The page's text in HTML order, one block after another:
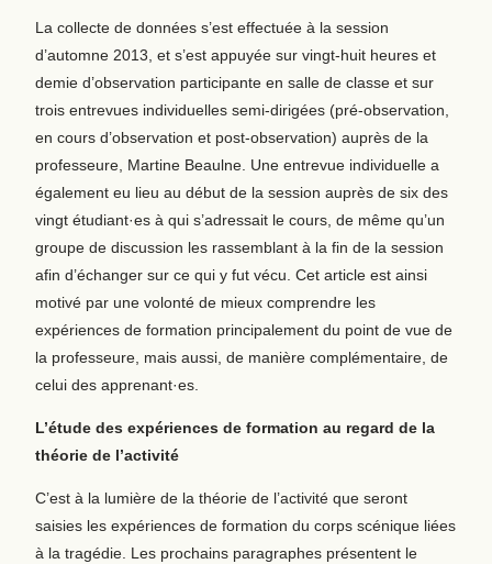
La collecte de données s’est effectuée à la session
d’automne 2013, et s’est appuyée sur vingt-huit heures et
demie d’observation participante en salle de classe et sur
trois entrevues individuelles semi-dirigées (pré‑observation,
en cours d’observation et post-observation) auprès de la
professeure, Martine Beaulne. Une entrevue individuelle a
également eu lieu au début de la session auprès de six des
vingt étudiant·es à qui s’adressait le cours, de même qu’un
groupe de discussion les rassemblant à la fin de la session
afin d’échanger sur ce qui y fut vécu. Cet article est ainsi
motivé par une volonté de mieux comprendre les
expériences de formation principalement du point de vue de
la professeure, mais aussi, de manière complémentaire, de
celui des apprenant·es.
L’étude des expériences de formation au regard de la
théorie de l’activité
C’est à la lumière de la théorie de l’activité que seront
saisies les expériences de formation du corps scénique liées
à la tragédie. Les prochains paragraphes présentent le